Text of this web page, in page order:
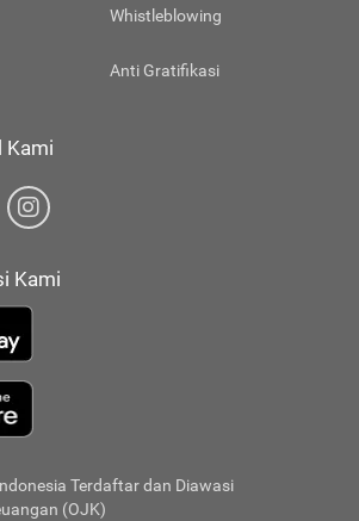
Whistleblowing
Anti Gratifikasi
Kami
Kami
Terdaftar dan Diawasi
(OJK)